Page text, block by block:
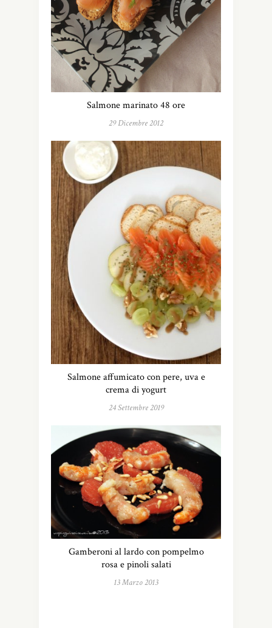
Salmone marinato 48 ore
29 Dicembre 2012
Salmone affumicato con pere, uva e
crema di yogurt
24 Settembre 2019
Gamberoni al lardo con pompelmo
rosa e pinoli salati
13 Marzo 2013